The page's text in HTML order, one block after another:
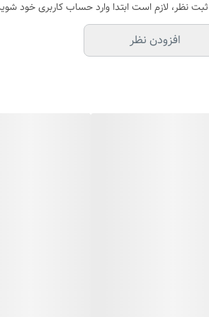
ثبت نظر، لازم است ابتدا وارد حساب کاربری خود
افزودن نظر